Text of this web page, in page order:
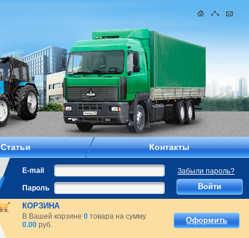
Статьи Контакты
E-mail
Забыли пароль?
Пароль
КОРЗИНА
В Вашей корзине0 товара на сумму
0.00 руб. Оформить